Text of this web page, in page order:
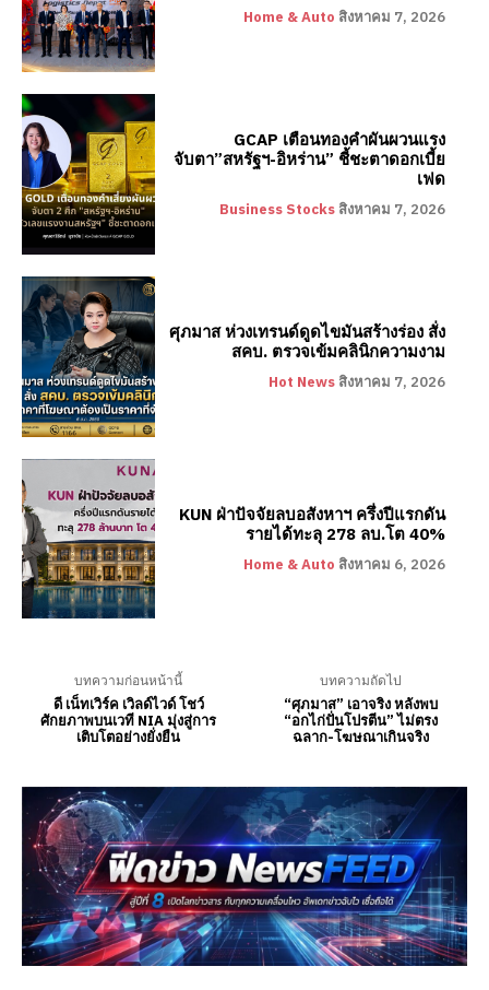
Home & Auto สิงหาคม 7, 2026
GCAP เตือนทองคำผันผวนแรง
จับตา”สหรัฐฯ-อิหร่าน” ชี้ชะตาดอกเบี้ย
เฟด
Business Stocks สิงหาคม 7, 2026
ศุภมาส ห่วงเทรนด์ดูดไขมันสร้างร่อง สั่ง
สคบ. ตรวจเข้มคลินิกความงาม
Hot News สิงหาคม 7, 2026
KUN ฝ่าปัจจัยลบอสังหาฯ ครึ่งปีแรกดัน
รายได้ทะลุ 278 ลบ.โต 40%
Home & Auto สิงหาคม 6, 2026
บทความก่อนหน้านี้
ดี เน็ทเวิร์ค เวิลด์ไวด์ โชว์
ศักยภาพบนเวที NIA มุ่งสู่การ
เติบโตอย่างยั่งยืน
บทความถัดไป
“ศุภมาส” เอาจริง หลังพบ
“อกไก่ปั่นโปรตีน” ไม่ตรง
ฉลาก-โฆษณาเกินจริง